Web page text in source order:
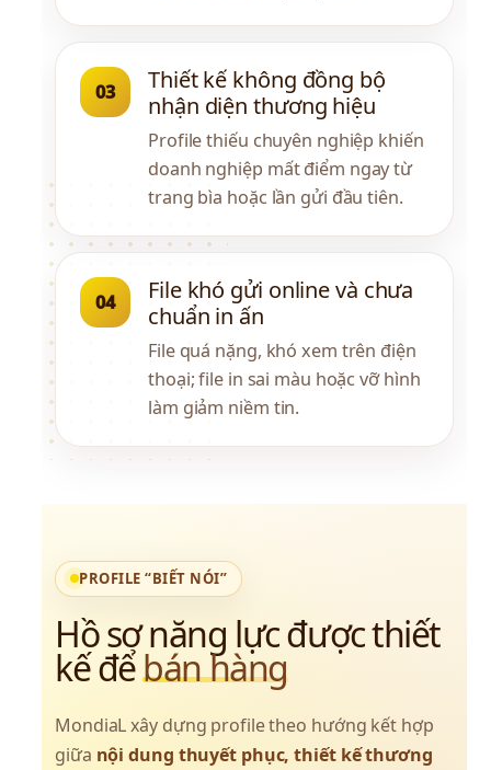
03
Thiết kế không đồng bộ
nhận diện thương hiệu
Profile thiếu chuyên nghiệp khiến
doanh nghiệp mất điểm ngay từ
trang bìa hoặc lần gửi đầu tiên.
04
File khó gửi online và chưa
chuẩn in ấn
File quá nặng, khó xem trên điện
thoại; file in sai màu hoặc vỡ hình
làm giảm niềm tin.
PROFILE “BIẾT NÓI”
Hồ sơ năng lực được thiết
kế để bán hàng
MondiaL xây dựng profile theo hướng kết hợp
giữa nội dung thuyết phục, thiết kế thương